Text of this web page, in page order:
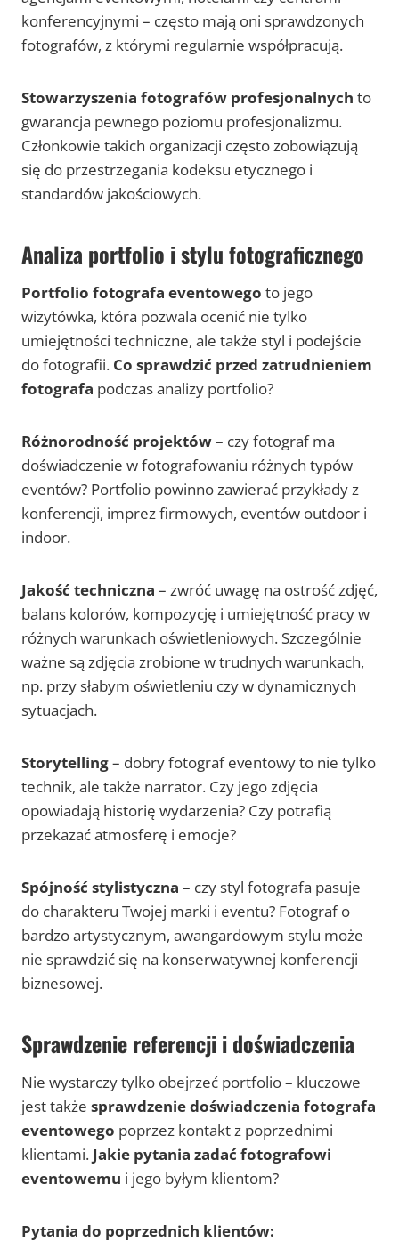
konferencyjnymi – często mają oni sprawdzonych
fotografów, z którymi regularnie współpracują.
Stowarzyszenia fotografów profesjonalnych to
gwarancja pewnego poziomu profesjonalizmu.
Członkowie takich organizacji często zobowiązują
się do przestrzegania kodeksu etycznego i
standardów jakościowych.
Analiza portfolio i stylu fotograficznego
Portfolio fotografa eventowego to jego
wizytówka, która pozwala ocenić nie tylko
umiejętności techniczne, ale także styl i podejście
do fotografii. Co sprawdzić przed zatrudnieniem
fotografa podczas analizy portfolio?
Różnorodność projektów– czy fotograf ma
doświadczenie w fotografowaniu różnych typów
eventów? Portfolio powinno zawierać przykłady z
konferencji, imprez firmowych, eventów outdoor i
indoor.
Jakość techniczna – zwróć uwagę na ostrość zdjęć,
balans kolorów, kompozycję i umiejętność pracy w
różnych warunkach oświetleniowych. Szczególnie
ważne są zdjęcia zrobione w trudnych warunkach,
np. przy słabym oświetleniu czy w dynamicznych
sytuacjach.
Storytelling– dobry fotograf eventowy to nie tylko
technik, ale także narrator. Czy jego zdjęcia
opowiadają historię wydarzenia? Czy potrafią
przekazać atmosferę i emocje?
Spójność stylistyczna – czy styl fotografa pasuje
do charakteru Twojej marki i eventu? Fotograf o
bardzo artystycznym, awangardowym stylu może
nie sprawdzić się na konserwatywnej konferencji
biznesowej.
Sprawdzenie referencji i doświadczenia
Nie wystarczy tylko obejrzeć portfolio – kluczowe
jest także sprawdzenie doświadczenia fotografa
eventowego poprzez kontakt z poprzednimi
klientami. Jakie pytania zadać fotografowi
eventowemu i jego byłym klientom?
Pytania do poprzednich klientów: